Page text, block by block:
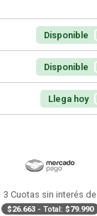
Disponible
Disponible
Llega hoy
3 Cuotas sin interés de
$26.663- Total: $79.990